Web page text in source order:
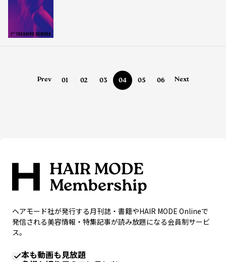
Prev 01 02 03 04 05 06 Next
ヘアモード社が発行する月刊誌・書籍やHAIR MODE Onlineで
発信される美容情報・特集記事が読み放題になる会員制サービ
ス。
本も動画も見放題